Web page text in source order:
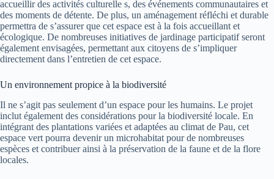
accueillir des activités culturelle s, des événements communautaires et
des moments de détente. De plus, un aménagement réfléchi et durable
permettra de s’assurer que cet espace est à la fois accueillant et
écologique. De nombreuses initiatives de jardinage participatif seront
également envisagées, permettant aux citoyens de s’impliquer
directement dans l’entretien de cet espace.
Un environnement propice à la biodiversité
Il ne s’agit pas seulement d’un espace pour les humains. Le projet
inclut également des considérations pour la biodiversité locale. En
intégrant des plantations variées et adaptées au climat de Pau, cet
espace vert pourra devenir un microhabitat pour de nombreuses
espèces et contribuer ainsi à la préservation de la faune et de la flore
locales.